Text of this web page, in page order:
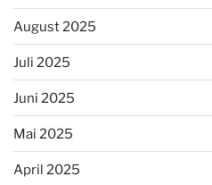
August 2025
Juli 2025
Juni 2025
Mai 2025
April 2025